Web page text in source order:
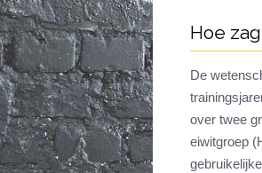
Hoe
De
over twee
eiwitgroep